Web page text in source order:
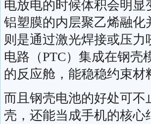
电放电的时候体积会明
铝塑膜的内层聚乙烯融
则是通过激光焊接或压
电路（PTC）集成在钢
的反应舱，能稳稳约束材
而且钢壳电池的好处可
壳，还能当成手机的核